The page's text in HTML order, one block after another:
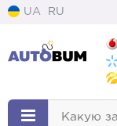
UA RU
Какую